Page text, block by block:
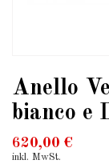
Anello
bianco e
620,00 €
inkl. MwSt.